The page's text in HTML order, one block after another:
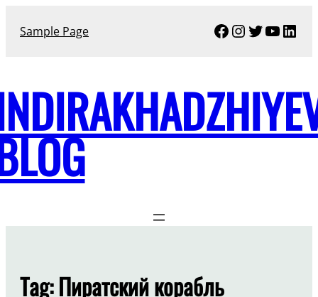
Sample Page Facebook
Instagram
Twitter
Tag:Пиратский корабль